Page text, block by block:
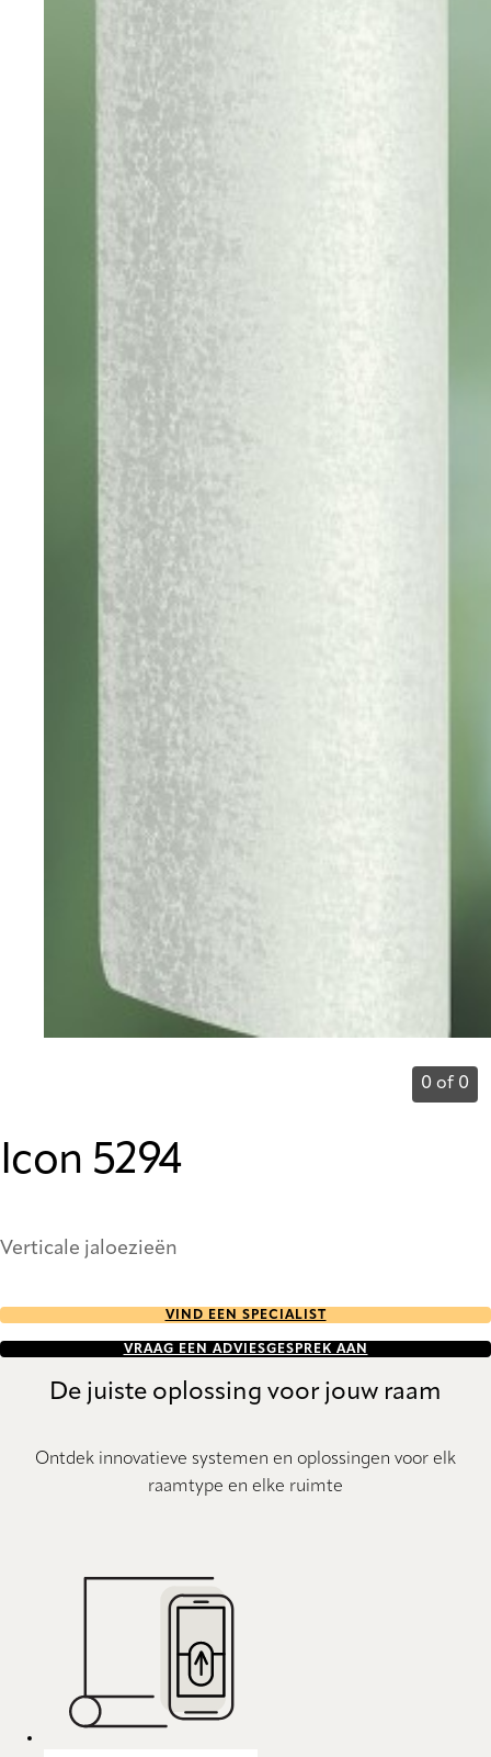
0 of 0
Icon 5294
Verticale jaloezieën
VIND EEN SPECIALIST
VRAAG EEN ADVIESGESPREK AAN
De juiste oplossing voor jouw raam
Ontdek innovatieve systemen en oplossingen voor elk
raamtype en elke ruimte